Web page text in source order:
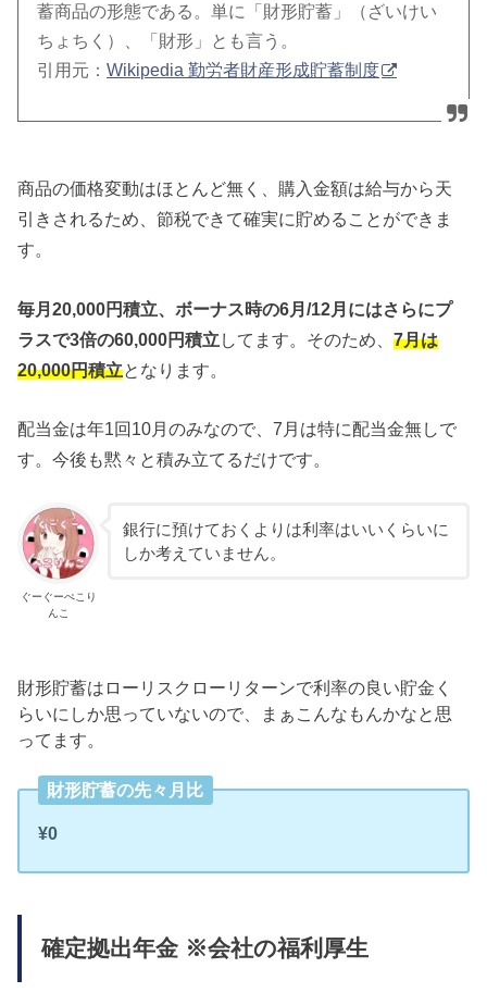
蓄商品の形態である。単に「財形貯蓄」（ざいけい
ちょちく）、「財形」とも言う。
引用元：Wikipedia 勤労者財産形成貯蓄制度
商品の価格変動はほとんど無く、購入金額は給与から天
引きされるため、節税できて確実に貯めることができま
す。
毎月20,000円積立、ボーナス時の6月/12月にはさらにプ
ラスで3倍の60,000円積立 してます。そのため、7月は
20,000円積立となります。
配当金は年1回10月のみなので、7月は特に配当金無しで
す。今後も黙々と積み立てるだけです。
ぐーぐーぺこり
んこ
銀行に預けておくよりは利率はいいくらいに
しか考えていません。
財形貯蓄はローリスクローリターンで利率の良い貯金く
らいにしか思っていないので、まぁこんなもんかなと思
ってます。
財形貯蓄の先々月比
¥0
確定拠出年金 ※会社の福利厚生